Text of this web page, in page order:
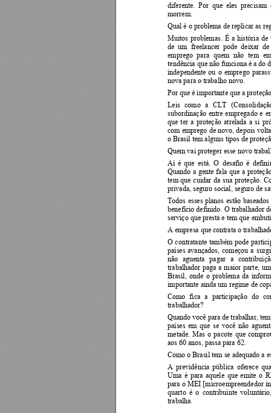
diferente. Por  que  eles  precisam
morrem.
Qual é o problema de replicar as
Muitos problemas. É a história de
de  um  freelancer  pode  deixar
emprego para quem não tem
tendência que não funciona é a
independente ou o emprego
nova para o trabalho novo.
Por que é importante que a
Leis como a CLT
subordinação entre empregado e
que ter a proteção atrelada a si
com emprego de novo, depois
o Brasil tem alguns tipos de
Quem vai proteger esse novo
Aí é que está. O desafio é d
Quando a gente fala que a
tem que cuidar da sua proteção. C
privada, seguro social, seguro de
Todos esses planos estão baseados
benefício definido. O trabalhador
serviço que presta e tem que
A empresa que contrata o
O contratante também pode
países avançados, começou a
não aguenta pagar a
trabalhador paga a maior parte,
Brasil, onde o problema da
importante ainda um regime de
Como fica a participação do
trabalhador?
Quando você para de trabalhar,
países em que se você não
metade. Mas o pacote que
aos 60 anos, passa para 62.
Como o Brasil tem se adequado a
A previdência pública oferece qu
Uma é para aquele que emite o
para o MEI [microempreendedor
quarto é o contribuinte
trabalha.